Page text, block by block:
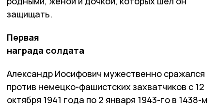
защищать.
Первая
награда солдата
Александр Иосифович мужественно сражался
против немецко-фашистских захватчиков с 12
октября 1941 года по 2 января 1943-го в 1438-м